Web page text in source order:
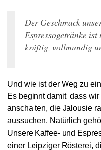
Der Geschmack
Espressogetränke
kräftig, vollmundig
Und wie ist der Weg zu
Es beginnt damit, dass
anschalten, die Jalousie
aussuchen. Natürlich
Unsere Kaffee- und
einer Leipziger Rösterei,